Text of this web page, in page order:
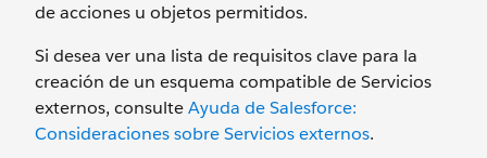
de acciones u objetos permitidos.
Si desea ver una lista de requisitos clave para la
creación de un esquema compatible de Servicios
externos, consulteAyuda de Salesforce:
Consideraciones sobre Servicios externos.